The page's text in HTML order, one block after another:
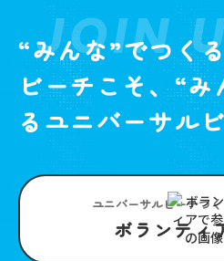
JOIN
“みんな”でつく
ビーチこそ、“み
るユニバーサルビ
ユニバーサルビーチつ
ボランティ